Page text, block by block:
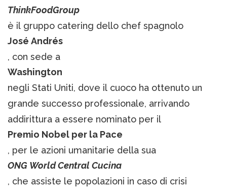
ThinkFoodGroup
è il gruppo catering dello chef spagnolo
José Andrés
, con sede a
Washington
negli Stati Uniti, dove il cuoco ha ottenuto un
grande successo professionale, arrivando
addirittura a essere nominato per il
Premio Nobel per la Pace
, per le azioni umanitarie della sua
ONG World Central Cucina
, che assiste le popolazioni in caso di crisi